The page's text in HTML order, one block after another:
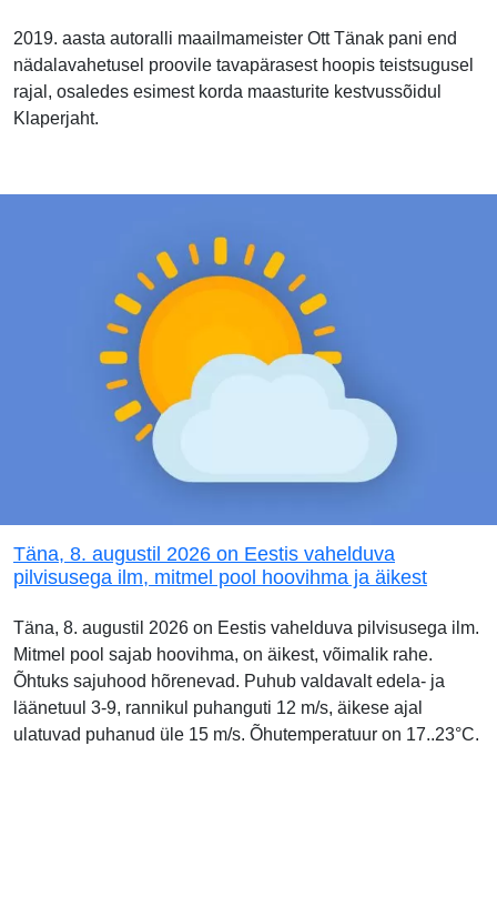
2019. aasta autoralli maailmameister Ott Tänak pani end
nädalavahetusel proovile tavapärasest hoopis teistsugusel
rajal, osaledes esimest korda maasturite kestvussõidul
Klaperjaht.
Täna, 8. augustil 2026 on Eestis vahelduva
pilvisusega ilm, mitmel pool hoovihma ja äikest
Täna, 8. augustil 2026 on Eestis vahelduva pilvisusega ilm.
Mitmel pool sajab hoovihma, on äikest, võimalik rahe.
Õhtuks sajuhood hõrenevad. Puhub valdavalt edela- ja
läänetuul 3-9, rannikul puhanguti 12 m/s, äikese ajal
ulatuvad puhanud üle 15 m/s. Õhutemperatuur on 17..23°C.